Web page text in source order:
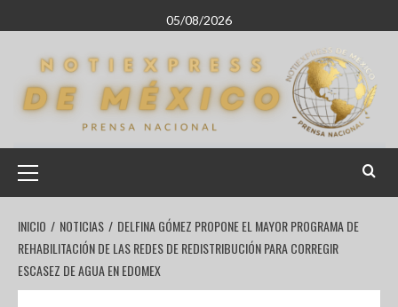
05/08/2026
INICIO NOTICIAS
DELFINA GÓMEZ PROPONE EL MAYOR PROGRAMA DE
REHABILITACIÓN DE LAS REDES DE REDISTRIBUCIÓN PARA CORREGIR
ESCASEZ DE AGUA EN EDOMEX